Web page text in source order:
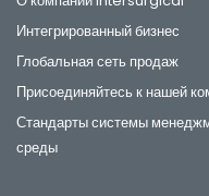
Интегрированный бизнес
Глобальная сеть продаж
Присоединяйтесь к нашей
Стандарты системы
среды